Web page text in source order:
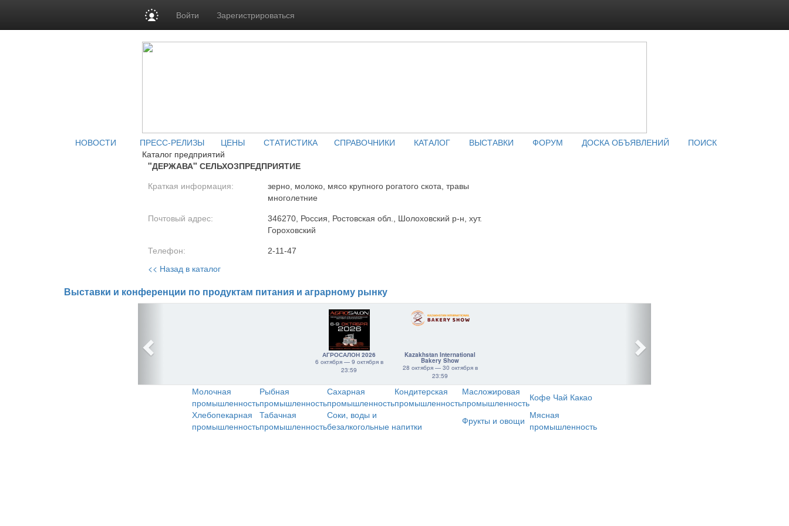
Войти Зарегистрироваться
НОВОСТИ ПРЕСС-РЕЛИЗЫ ЦЕНЫ СТАТИСТИКА СПРАВОЧНИКИ КАТАЛОГ ВЫСТАВКИ ФОРУМ ДОСКА ОБЪЯВЛЕНИЙ
ПОИСК
Каталог предприятий
"ДЕРЖАВА" СЕЛЬХОЗПРЕДПРИЯТИЕ
Краткая информация:
зерно, молоко, мясо крупного рогатого скота, травы
многолетние
Почтовый адрес:
346270, Россия, Ростовская обл., Шолоховский р-н, хут.
Гороховский
Телефон: 2-11-47
<< Назад в каталог
Выставки и конференции по продуктам питания и аграрному рынку
АГРОСАЛОН 2026
6 октября — 9 октября в
23:59
Kazakhstan International
Bakery Show
28 октября — 30 октября в
23:59
Молочная
промышленность
Рыбная
промышленность
Сахарная
промышленность
Кондитерская
промышленность
Масложировая
промышленностьКофе Чай Какао
Хлебопекарная
промышленность
Табачная
промышленность
Соки, воды и
безалкогольные напитки
Фрукты и овощи Мясная
промышленность